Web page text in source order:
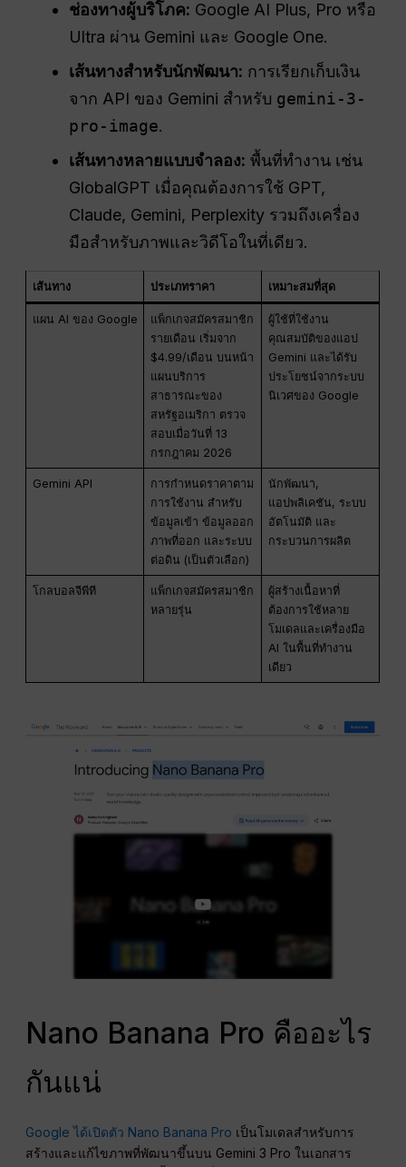
ช่องทางผู้บริโภค: Google AI Plus, Pro หรือ
Ultra ผ่าน Gemini และ Google One.
เส้นทางสำหรับนักพัฒนา: การเรียกเก็บเงิน
จาก API ของ Gemini สำหรับ gemini-3-
pro-image.
เส้นทางหลายแบบจำลอง: พื้นที่ทำงาน เช่น
GlobalGPT เมื่อคุณต้องการใช้ GPT,
Claude, Gemini, Perplexity รวมถึงเครื่อง
มือสำหรับภาพและวิดีโอในที่เดียว.
เส้นทาง ประเภทราคา เหมาะสมที่สุด
แผน AI ของ Google
แพ็กเกจสมัครสมาชิก
รายเดือน เริ่มจาก
$4.99/เดือน บนหน้า
แผนบริการ
สาธารณะของ
สหรัฐอเมริกา ตรวจ
สอบเมื่อวันที่ 13
กรกฎาคม 2026
ผู้ใช้ที่ใช้งาน
คุณสมบัติของแอป
Gemini และได้รับ
ประโยชน์จากระบบ
นิเวศของ Google
Gemini API
การกำหนดราคาตาม
การใช้งาน สำหรับ
ข้อมูลเข้า ข้อมูลออก
ภาพที่ออก และระบบ
ต่อดิน (เป็นตัวเลือก)
นักพัฒนา,
แอปพลิเคชัน, ระบบ
อัตโนมัติ และ
กระบวนการผลิต
โกลบอลจีพีที
แพ็กเกจสมัครสมาชิก
หลายรุ่น
ผู้สร้างเนื้อหาที่
ต้องการใช้หลาย
โมเดลและเครื่องมือ
AI ในพื้นที่ทำงาน
เดียว
Nano Banana Pro คืออะไร
กันแน่
Google ได้เปิดตัว Nano Banana Pro เป็นโมเดลสำหรับการ
สร้างและแก้ไขภาพที่พัฒนาขึ้นบน Gemini 3 Pro ในเอกสาร